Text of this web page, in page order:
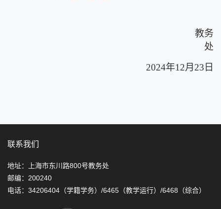
教务
处
2024年1 2月 23 日
联系我们
地址：上海市东川路800号教务处
邮编：200240
电话：34206404（学籍学务）/6465（教学运行）/6468（综合）